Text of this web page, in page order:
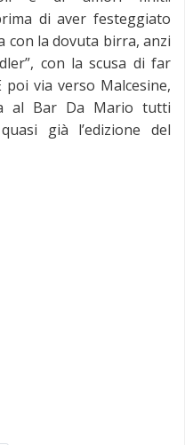
di aver festeggiato
con la dovuta birra, anzi
con la scusa di far
poi via verso Malcesine,
al Bar Da Mario tutti
già l’edizione del